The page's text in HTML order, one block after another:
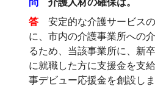
問
介護人材の確保は。
答
安定的な介護サービス
に、市内の介護事業所への
るため、当該事業所に、新
に就職した方に支援金を支
事デビュー応援金を創設しま